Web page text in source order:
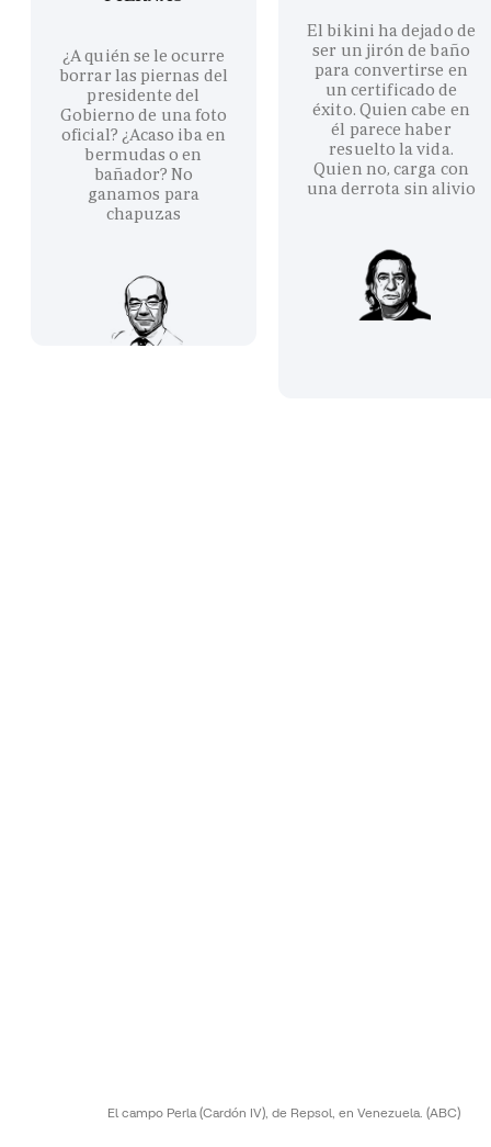
¿A quién se le ocurre
borrar las piernas del
presidente del
Gobierno de una foto
oficial? ¿Acaso iba en
bermudas o en
bañador? No
ganamos para
chapuzas
El bikini ha dejado de
ser un jirón de baño
para convertirse en
un certificado de
éxito. Quien cabe en
él parece haber
resuelto la vida.
Quien no, carga con
una derrota sin alivio
El campo Perla (Cardón IV), de Repsol, en Venezuela. (ABC)